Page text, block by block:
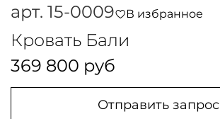
арт. 15-0009 В избранное
Кровать Бали
369 800 руб
Отправить запрос